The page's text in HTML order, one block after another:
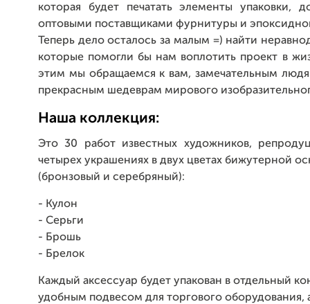
которая будет печатать элементы упаковки,
оптовыми поставщиками фурнитуры и
Теперь дело осталось за малым =) найти
которые помогли бы нам воплотить проект в
этим мы обращаемся к вам, замечательным
прекрасным шедеврам мирового
Наша коллекция:
Это 30 работ известных художников,
четырех украшениях в двух цветах бижутерной
(бронзовый и серебряный):
- Кулон
- Серьги
- Брошь
- Брелок
Каждый аксессуар будет упакован в отдельный
удобным подвесом для торгового оборудования,